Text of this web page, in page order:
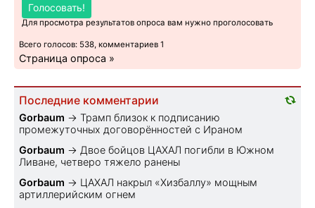
Голосовать!
Для просмотра результатов опроса вам нужно проголосовать
Всего голосов: 538, комментариев 1
Страница опроса »
Последние комментарии
Gorbaum → Трамп близок к подписанию
промежуточных договорённостей с Ираном
Gorbaum → Двое бойцов ЦАХАЛ погибли в Южном
Ливане, четверо тяжело ранены
Gorbaum → ЦАХАЛ накрыл «Хизбаллу» мощным
артиллерийским огнем